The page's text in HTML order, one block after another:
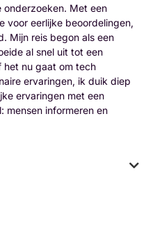
Met een
voor eerlijke beoordelingen,
Mijn reis begon als een
al snel uit tot een
het nu gaat om tech
ervaringen, ik duik diep
ervaringen met een
mensen informeren en